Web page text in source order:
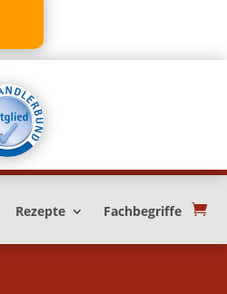
Rezepte Fachbegriffe